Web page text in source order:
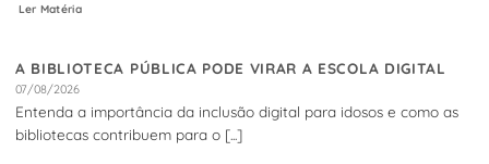
Ler Matéria
A BIBLIOTECA PÚBLICA PODE VIRAR A ESCOLA DIGITAL
07/08/2026
Entenda a importância da inclusão digital para idosos e como as
bibliotecas contribuem para o [...]